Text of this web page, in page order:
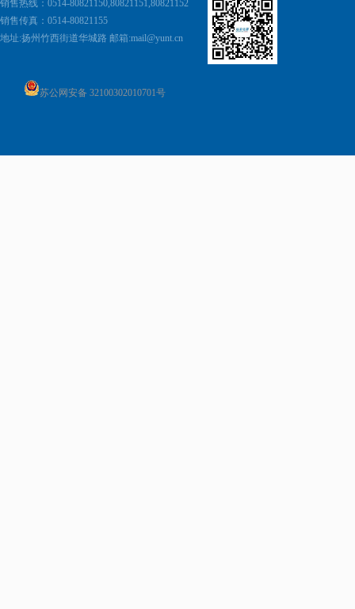
销售热线：0514-80821150,80821151,80821152
销售传真：0514-80821155
地址:扬州竹西街道华城路 邮箱:mail@yunt.cn
苏公网安备 32100302010701号